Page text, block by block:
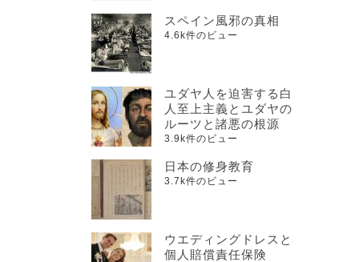
スペイン風邪の真相
4.6k件のビュー
ユダヤ人を迫害する白
人至上主義とユダヤの
ルーツと諸悪の根源
3.9k件のビュー
日本の修身教育
3.7k件のビュー
ウエディングドレスと
個人賠償責任保険